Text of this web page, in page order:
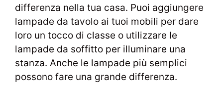
differenza nella tua casa. Puoi aggiungere
lampade da tavolo ai tuoi mobili per dare
loro un tocco di classe o utilizzare le
lampade da soffitto per illuminare una
stanza. Anche le lampade più semplici
possono fare una grande differenza.